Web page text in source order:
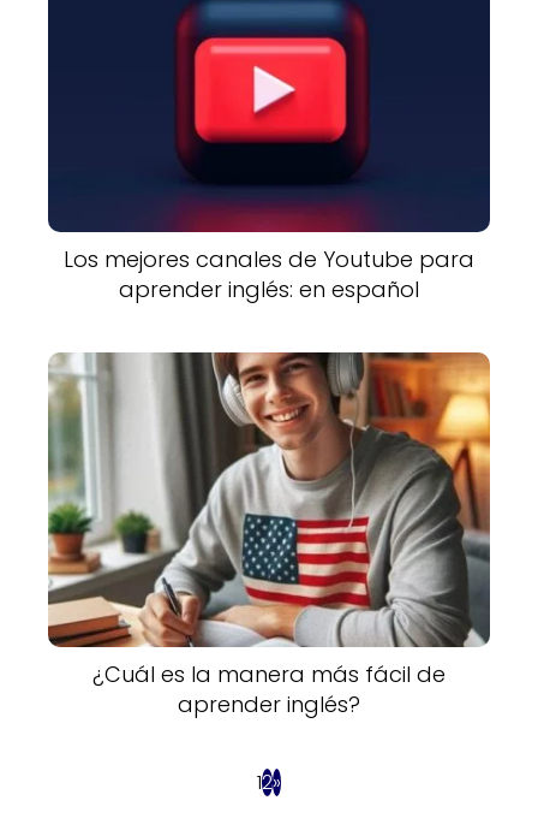
Los mejores canales de Youtube para
aprender inglés: en español
¿Cuál es la manera más fácil de
aprender inglés?
12»